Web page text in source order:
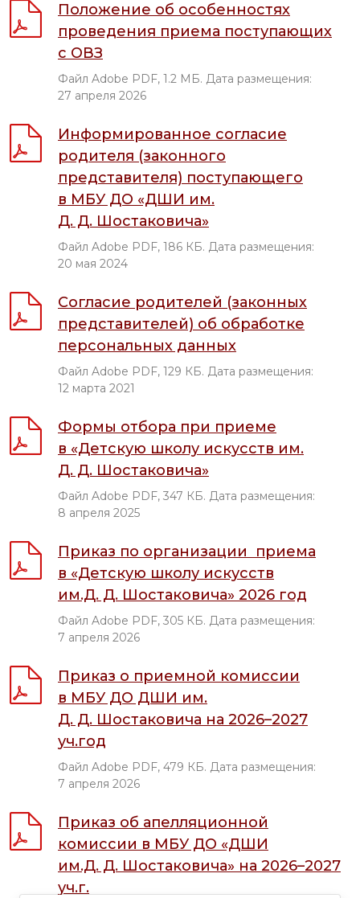
Положение об особенностях
проведения приема поступающих
с ОВЗ
Файл Adobe PDF, 1.2 МБ. Дата размещения:
27 апреля 2026
Информированное согласие
родителя (законного
представителя) поступающего
в МБУ ДО «ДШИ им.
Д. Д. Шостаковича»
Файл Adobe PDF, 186 КБ. Дата размещения:
20 мая 2024
Согласие родителей (законных
представителей) об обработке
персональных данных
Файл Adobe PDF, 129 КБ. Дата размещения:
12 марта 2021
Формы отбора при приеме
в «Детскую школу искусств им.
Д. Д. Шостаковича»
Файл Adobe PDF, 347 КБ. Дата размещения:
8 апреля 2025
Приказ по организации приема
в «Детскую школу искусств
им.Д. Д. Шостаковича» 2026 год
Файл Adobe PDF, 305 КБ. Дата размещения:
7 апреля 2026
Приказ о приемной комиссии
в МБУ ДО ДШИ им.
Д. Д. Шостаковича на 2026–2027
уч.год
Файл Adobe PDF, 479 КБ. Дата размещения:
7 апреля 2026
Приказ об апелляционной
комиссии в МБУ ДО «ДШИ
им.Д. Д. Шостаковича» на 2026–2027
уч.г.